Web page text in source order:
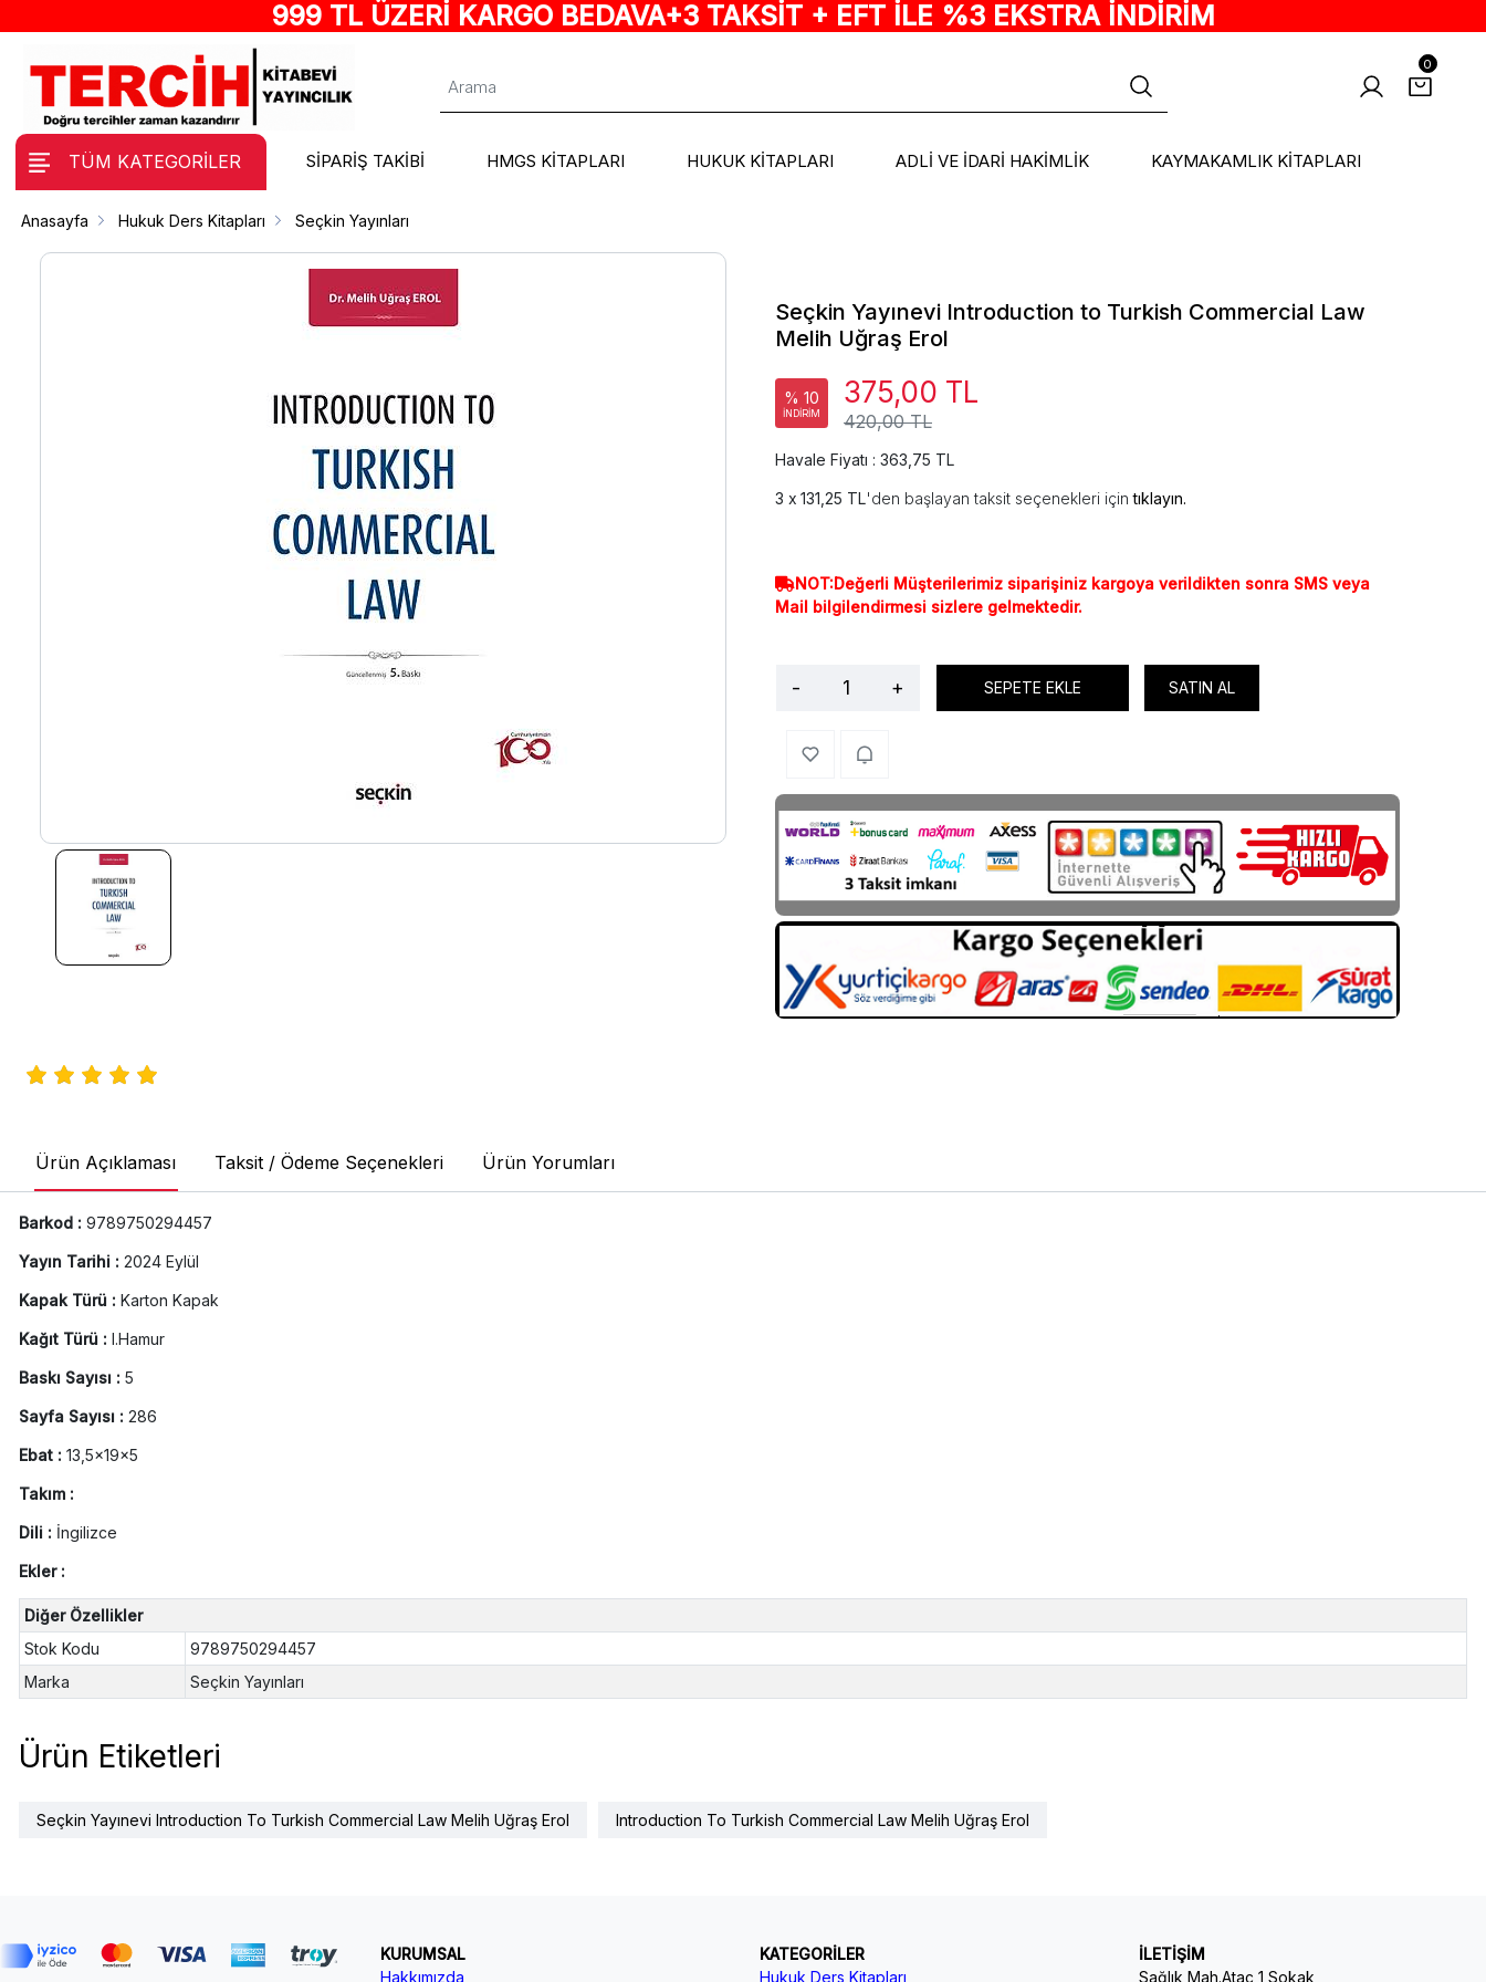
999 TL ÜZERİ KARGO BEDAVA+3 TAKSİT + EFT İLE %3 EKSTRA İNDİRİM
0
TÜM KATEGORİLER SİPARİŞ TAKİBİ HMGS KİTAPLARI HUKUK KİTAPLARI ADLİ VE İDARİ HAKİMLİK KAYMAKAMLIK KİTAPLARI
Anasayfa Hukuk Ders Kitapları Seçkin Yayınları
Seçkin Yayınevi Introduction to Turkish Commercial Law
Melih Uğraş Erol
% 10
İNDİRİM 420,00 TL
375,00 TL
Havale Fiyatı : 363,75 TL
131,25 TL'den başlayan taksit seçenekleri içintıklayın.
NOT:Değerli Müşterilerimiz siparişiniz kargoya verildikten sonra SMS veya
Mail bilgilendirmesi sizlere gelmektedir.
- + SEPETE EKLE SATIN AL
Ürün Açıklaması Taksit / Ödeme Seçenekleri Ürün Yorumları
Barkod : 9789750294457
Yayın Tarihi : 2024 Eylül
Kapak Türü : Karton Kapak
Kağıt Türü : I.Hamur
Baskı Sayısı : 5
Sayfa Sayısı : 286
Ebat : 13,5x19x5
Takım :
Dili : İngilizce
Ekler :
Diğer Özellikler
Stok Kodu
9789750294457
Marka
Seçkin Yayınları
Ürün Etiketleri
Seçkin Yayınevi Introduction To Turkish Commercial Law Melih Uğraş Erol Introduction To Turkish Commercial Law Melih Uğraş Erol
KURUMSAL
Hakkımızda
KATEGORİLER
Hukuk Ders Kitapları
İLETİŞİM
Sağlık Mah.Ataç 1 Sokak